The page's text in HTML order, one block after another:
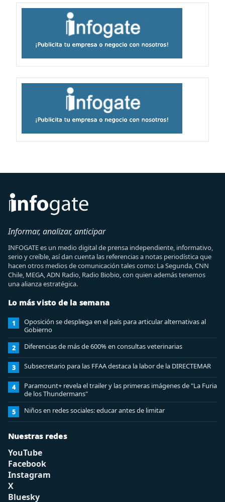
Informar, analizar, anticipar
INFOGATE es un medio digital de prensa independiente, informativo,
serio y creíble, así dan cuenta las referencias a notas periodística que
hacen otros medios de comunicación tales como: La Segunda, CNN
Chile, MEGA, ADN Radio, Radio Biobio, con quien además tenemos
una alianza estratégica.
Lo más visto de la semana
1
Oposición se despliega en el país para articular alternativas al
Gobierno
2 Diferencias de más de 600% en consultas veterinarias
3 Subsecretario para las FFAA destaca la labor de la DIRECTEMAR
4
Paramount+ revela el trailer y las primeras imágenes de "La Furia
de los Thundermans"
5 Niños en redes sociales: educar antes de limitar
Nuestras redes
YouTube
Facebook
Instagram
X
Bluesky